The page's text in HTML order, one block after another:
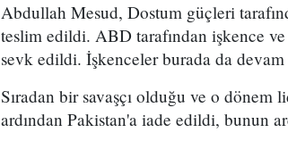
Abdullah Mesud, Dostum güçleri
teslim edildi. ABD tarafından işkence ve
sevk edildi. İşkenceler burada da
Sıradan bir savaşçı olduğu ve o dönem
ardından Pakistan'a iade edildi, bunun